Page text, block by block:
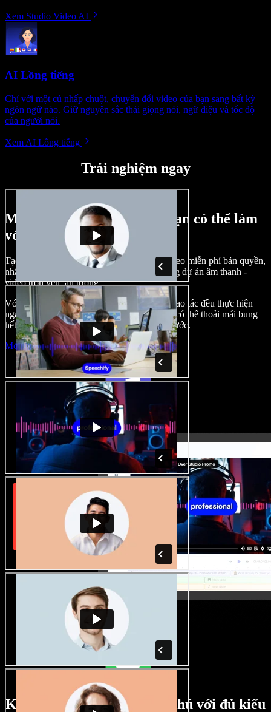
Xem Studio Video AI
AI Lồng tiếng
Chỉ với một cú nhấp chuột, chuyển đổi video của bạn sang bất kỳ
ngôn ngữ nào. Giữ nguyên sắc thái giọng nói, ngữ điệu và tốc độ
của người nói.
Xem AI Lồng tiếng
Trải nghiệm ngay
Một vài ví dụ về những gì bạn có thể làm
với Speechify Studio
Tạo lồng tiếng, chèn hình ảnh, âm thanh, video miễn phí bản quyền,
nhân bản giọng nói của bạn để tạo nên những dự án âm thanh -
video trọn vẹn, ấn tượng.
Với giao diện trực quan, dễ làm quen, mọi thao tác đều thực hiện
ngay trên trình duyệt, nhà sáng tạo nội dung có thể thoải mái bung
hết ý tưởng mà không còn bị bó buộc như trước.
Mở Studio
Kho giọng nam, nữ phong phú với đủ kiểu